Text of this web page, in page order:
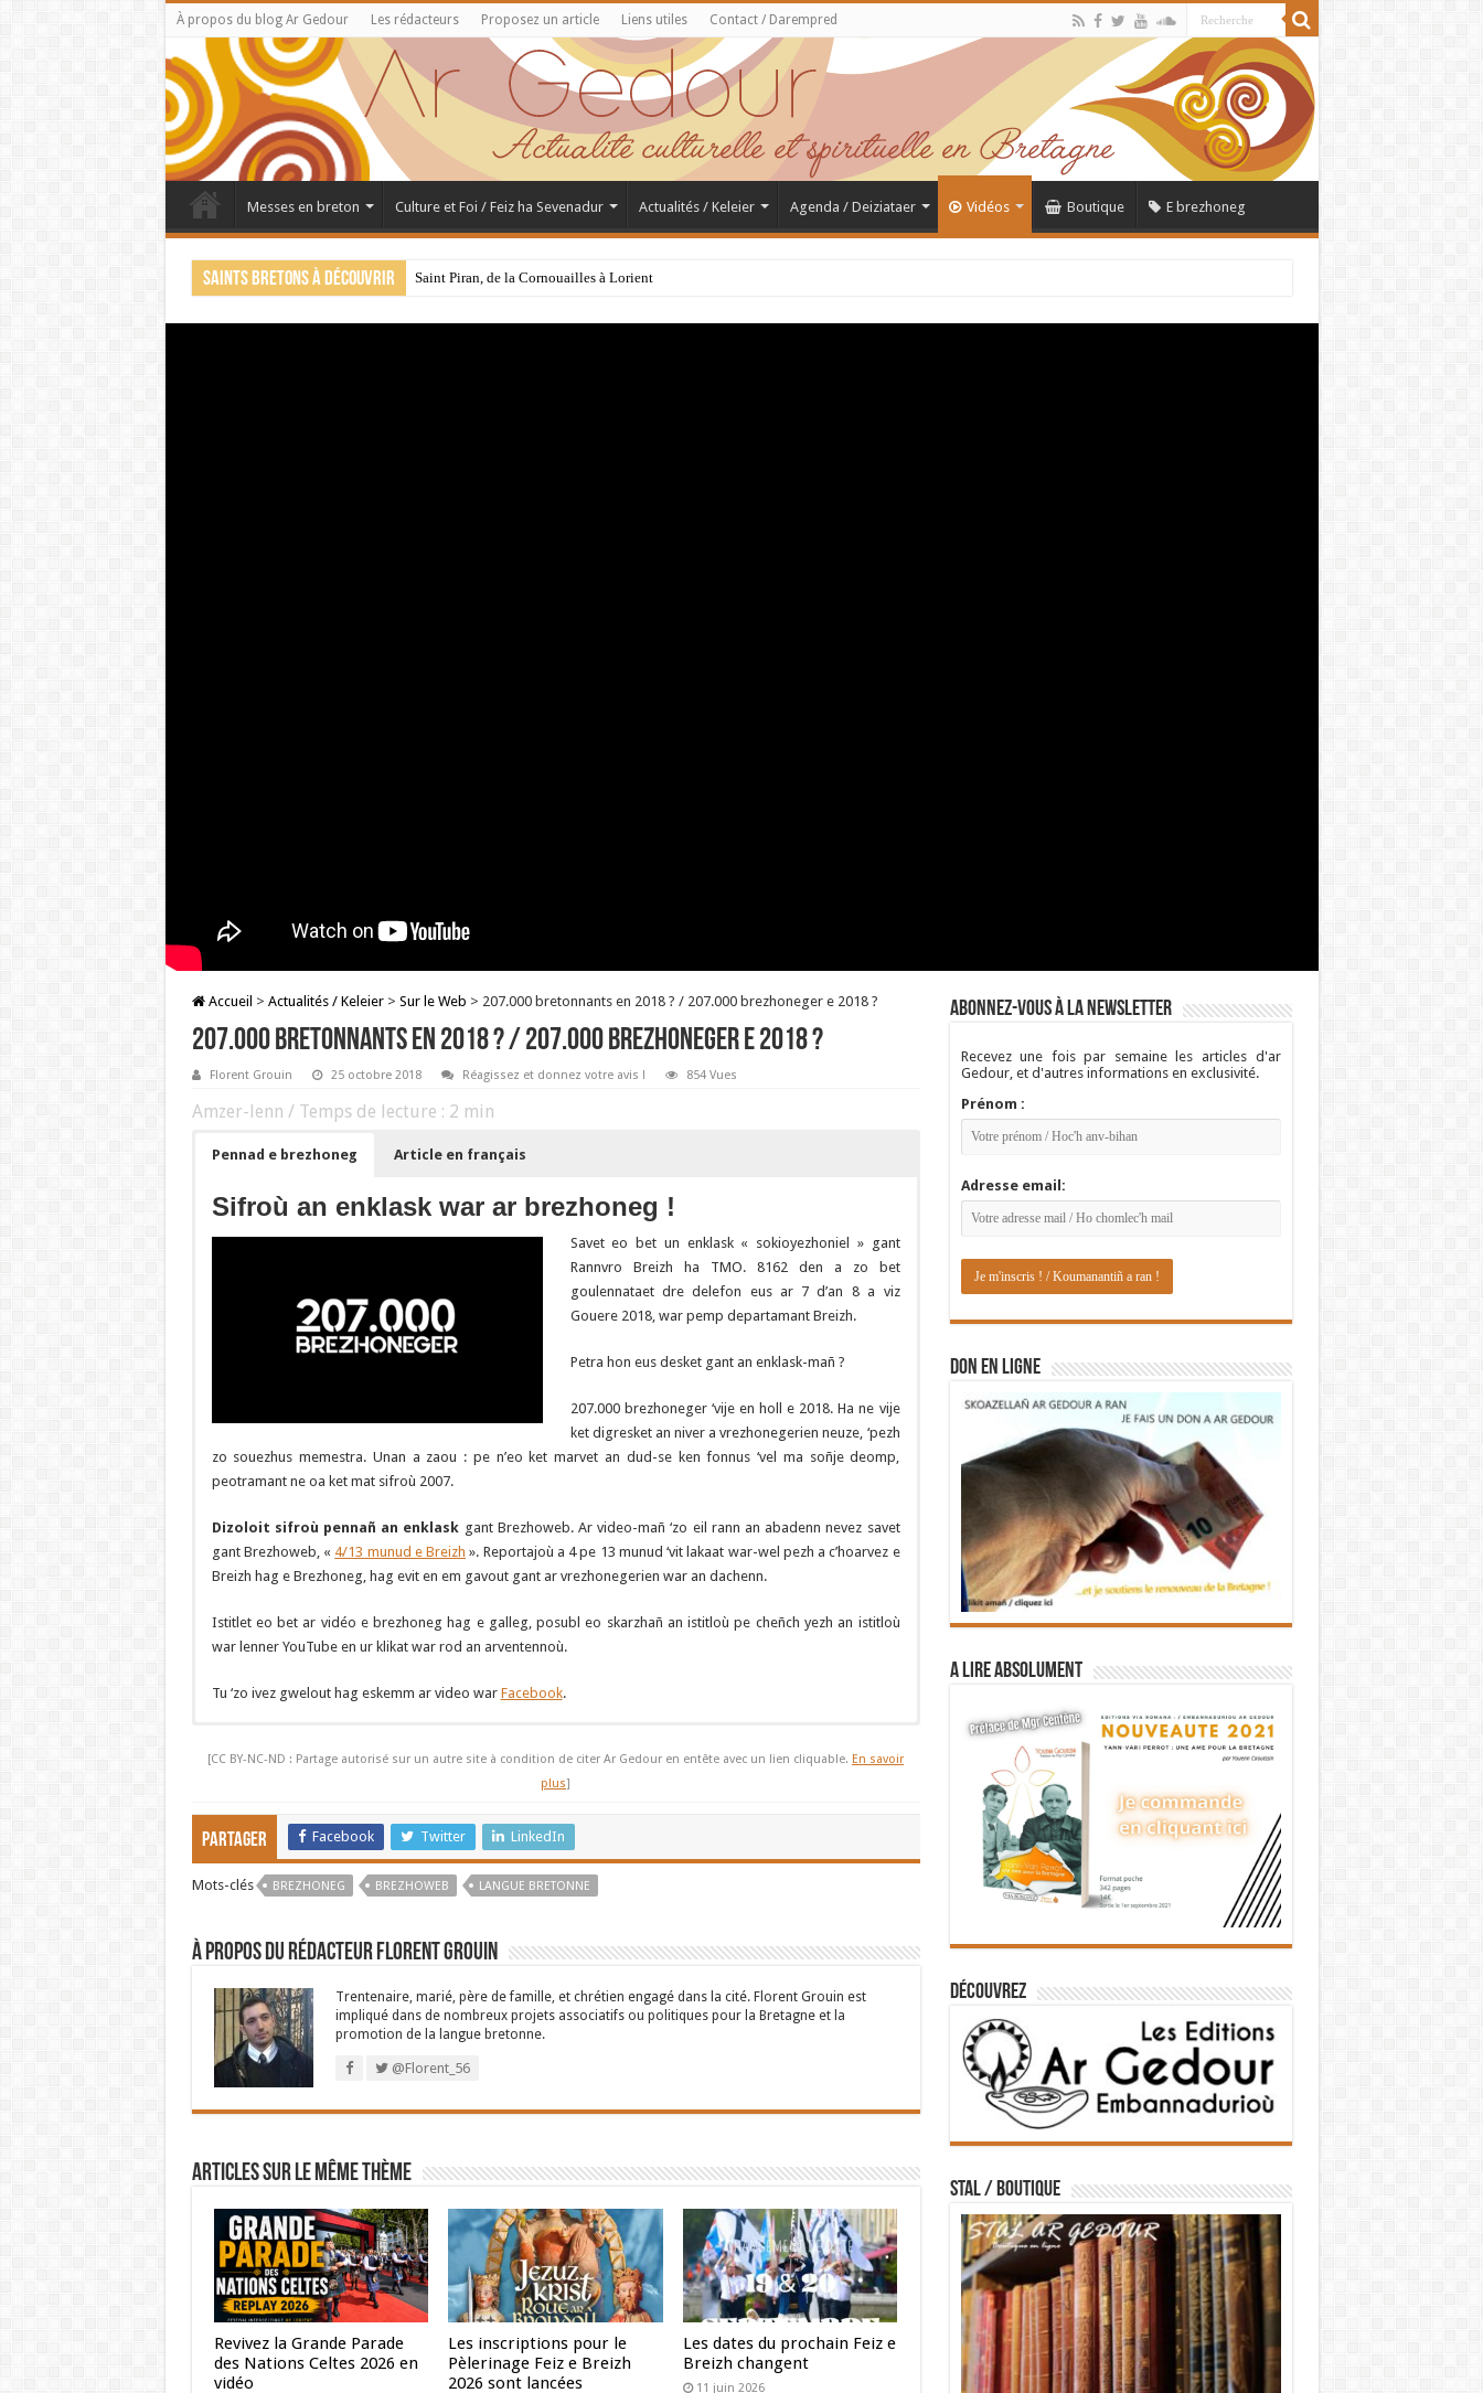
À propos du blog Ar Gedour Les rédacteurs Proposez un article Liens utiles Contact / Darempred
Messes en breton Culture et Foi / Feiz ha Sevenadur Actualités / Keleier Agenda / Deiziataer Vidéos Boutique E brezhoneg
Saints bretons à découvrir Saint Piran, de la Cornouailles à Lorient
Accueil > Actualités / Keleier > Sur le Web > 207.000 bretonnants en 2018 ? / 207.000 brezhoneger e 2018 ?
207.000 bretonnants en 2018 ? / 207.000 brezhoneger e 2018 ?
Florent Grouin 25 octobre 2018 Réagissez et donnez votre avis ! 854 Vues
Amzer-lenn / Temps de lecture : 2 min
Pennad e brezhoneg Article en français
Sifroù an enklask war ar brezhoneg !
Savet eo bet un enklask « sokioyezhoniel » gant
Rannvro Breizh ha TMO. 8162 den a zo bet
goulennataet dre delefon eus ar 7 d’an 8 a viz
Gouere 2018, war pemp departamant Breizh.
Petra hon eus desket gant an enklask-mañ ?
207.000 brezhoneger ‘vije en holl e 2018. Ha ne vije
ket digresket an niver a vrezhonegerien neuze, ‘pezh
zo souezhus memestra. Unan a zaou : pe n’eo ket marvet an dud-se ken fonnus ‘vel ma soñje deomp,
peotramant ne oa ket mat sifroù 2007.
Dizoloit sifroù pennañ an enklask gant Brezhoweb. Ar video-mañ ‘zo eil rann an abadenn nevez savet
gant Brezhoweb, « 4/13 munud e Breizh ». Reportajoù a 4 pe 13 munud ‘vit lakaat war-wel pezh a c’hoarvez e
Breizh hag e Brezhoneg, hag evit en em gavout gant ar vrezhonegerien war an dachenn.
Istitlet eo bet ar vidéo e brezhoneg hag e galleg, posubl eo skarzhañ an istitloù pe cheñch yezh an istitloù
war lenner YouTube en ur klikat war rod an arventennoù.
Tu ‘zo ivez gwelout hag eskemm ar video war Facebook.
juillet 2018, sur les 5 département de la Bretagne
historique.
étonnant tout de même ! Deux explications possibles : Les locuteurs les plus âgés ne sont pas morts aussi
vite que ce que l’on pensait, ou bien les chiffres de 2007 n’étaient pas bon.
Découvrez les principaux chiffres de l’enquête avec Brezhoweb
d’un nouveau format d’émission lancé par Brezhoweb «
minutes pour partir sur le terrain à la rencontre des bretonnants.
La vidéo est sous-titrée en français et en breton. Il est possible d’activer ou désactiver les sous-titres, ainsi
A découvrir sur le site de Brezhoweb, et sur les différents réseaux sociaux ( Facebook , YouTube, Twitter).
[CC BY-NC-ND : Partage autorisé sur un autre site à condition de citer Ar Gedour en entête avec un lien cliquable. En savoir
plus]
Partager Facebook Twitter LinkedIn
Mots-clés BREZHONEG BREZHOWEB LANGUE BRETONNE
À propos du rédacteur Florent Grouin
Trentenaire, marié, père de famille, et chrétien engagé dans la cité. Florent Grouin est
impliqué dans de nombreux projets associatifs ou politiques pour la Bretagne et la
promotion de la langue bretonne.
@Florent_56
Articles sur le même thème
Revivez la Grande Parade
des Nations Celtes 2026 en
vidéo
Les inscriptions pour le
Pèlerinage Feiz e Breizh
2026 sont lancées
Les dates du prochain Feiz e
Breizh changent
11 juin 2026
Abonnez-vous à la newsletter
Recevez une fois par semaine les articles d'ar
Gedour, et d'autres informations en exclusivité.
Prénom :
Adresse email:
DON EN LIGNE
A lire absolument
Découvrez
STAL / BOUTIQUE